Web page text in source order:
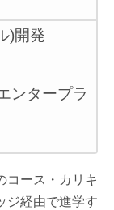
)開発
ンタープラ
コース・カリキ
ジ経由で進学す